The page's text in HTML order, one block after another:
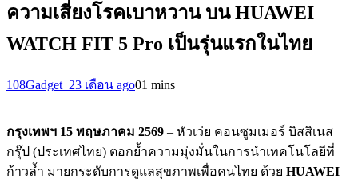
ความเสี่ยงโรคเบาหวาน บน HUAWEI
WATCH FIT 5 Pro เป็นรุ่นแรกในไทย
108Gadget_23 เดือน ago01 mins
กรุงเทพฯ 15 พฤษภาคม 2569 – หัวเว่ย คอนซูมเมอร์ บิสสิเนส
กรุ๊ป (ประเทศไทย) ตอกย้ำความมุ่งมั่นในการนำเทคโนโลยีที่
ก้าวล้ำ มายกระดับการดูแลสุขภาพเพื่อคนไทย ด้วย HUAWEI